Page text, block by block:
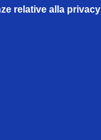
relative alla privacy